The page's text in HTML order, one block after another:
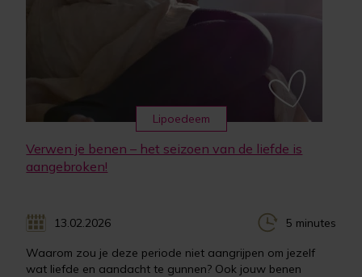
Lipoedeem
Verwen je benen – het seizoen van de liefde is
aangebroken!
13.02.2026 5 minutes
Waarom zou je deze periode niet aangrijpen om jezelf
wat liefde en aandacht te gunnen? Ook jouw benen